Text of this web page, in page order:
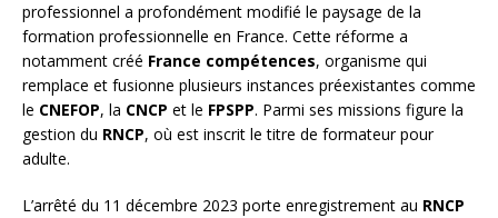
professionnel a profondément modifié le paysage de la
formation professionnelle en France. Cette réforme a
notamment créé France compétences, organisme qui
remplace et fusionne plusieurs instances préexistantes comme
le CNEFOP, la CNCP et le FPSPP. Parmi ses missions figure la
gestion du RNCP, où est inscrit le titre de formateur pour
adulte.
L’arrêté du 11 décembre 2023 porte enregistrement au RNCP